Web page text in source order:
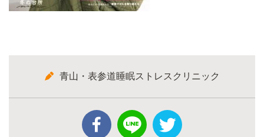
青山・表参道睡眠ストレスクリニック